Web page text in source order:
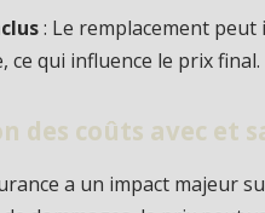
: Le remplacement
ce qui influence le prix final.
des coûts avec et
a un impact majeur